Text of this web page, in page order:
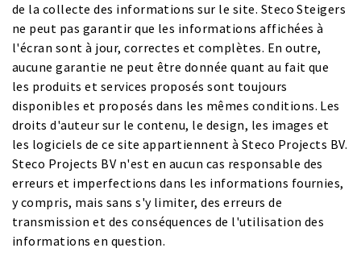
de la collecte des informations sur le site. Steco Steigers
ne peut pas garantir que les informations affichées à
l'écran sont à jour, correctes et complètes. En outre,
aucune garantie ne peut être donnée quant au fait que
les produits et services proposés sont toujours
disponibles et proposés dans les mêmes conditions. Les
droits d'auteur sur le contenu, le design, les images et
les logiciels de ce site appartiennent à Steco Projects BV.
Steco Projects BV n'est en aucun cas responsable des
erreurs et imperfections dans les informations fournies,
y compris, mais sans s'y limiter, des erreurs de
transmission et des conséquences de l'utilisation des
informations en question.